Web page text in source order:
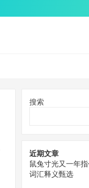
搜索
近期文章
鼠兔寸光又一年
词汇释义甄选